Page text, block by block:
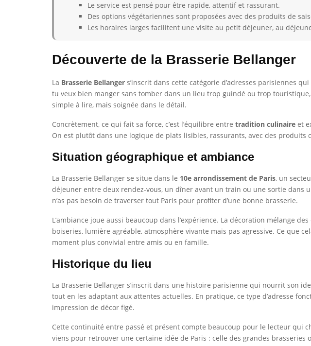
Le service est pensé pour être rapide, attentif et rassurant.
Des options végétariennes sont proposées avec des produits de
Les horaires larges facilitent une visite au petit déjeuner, au
Découverte de la Brasserie Bellanger
La Brasserie Bellanger s’inscrit dans cette catégorie d’adresses parisiennes
tu veux bien manger sans tomber dans un lieu trop guindé ou trop
simple à lire, mais soignée dans le détail.
Concrètement, ce qui fait sa force, c’est l’équilibre entre tradition culinaire et
On est plutôt dans une logique de plats lisibles, rassurants, avec des produits
Situation géographique et ambiance
La Brasserie Bellanger se situe dans le 10e arrondissement de Paris, un
déjeuner entre deux rendez-vous, un dîner avant un train ou une sortie dans
n’as pas besoin de traverser tout Paris pour profiter d’une bonne brasserie.
L’ambiance joue aussi beaucoup dans l’expérience. La décoration mélange
boiseries, lumière agréable, atmosphère vivante mais pas agressive. Ce que
moment plus convivial entre amis ou en famille.
Historique du lieu
La Brasserie Bellanger s’inscrit dans une histoire parisienne qui nourrit son
tout en les adaptant aux attentes actuelles. En pratique, ce type d’adresse
impression de décor figé.
Cette continuité entre passé et présent compte beaucoup pour le lecteur qui
viens pour retrouver une certaine idée de Paris : celle des grandes